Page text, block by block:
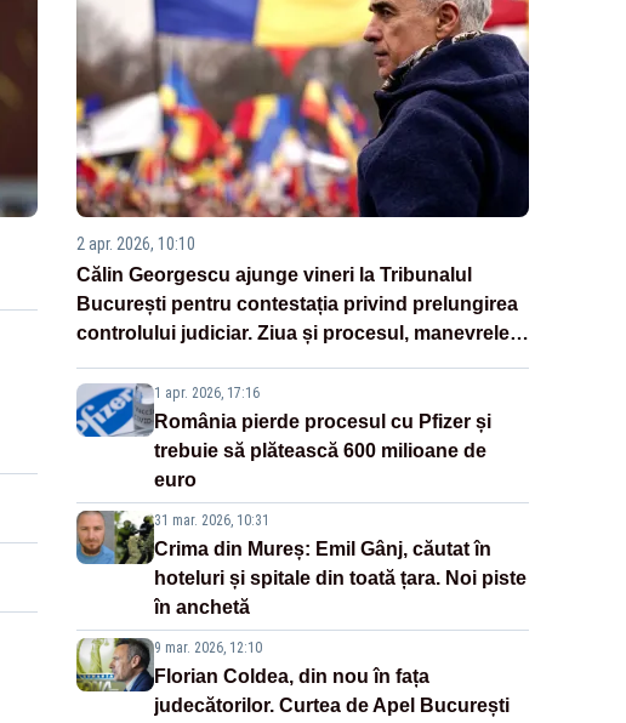
2 apr. 2026, 10:10
Călin Georgescu ajunge vineri la Tribunalul
București pentru contestația privind prelungirea
controlului judiciar. Ziua și procesul, manevrele
1 apr. 2026, 17:16
România pierde procesul cu Pfizer și
trebuie să plătească 600 milioane de
euro
31 mar. 2026, 10:31
Crima din Mureș: Emil Gânj, căutat în
hoteluri și spitale din toată țara. Noi piste
în anchetă
9 mar. 2026, 12:10
Florian Coldea, din nou în fața
judecătorilor. Curtea de Apel București